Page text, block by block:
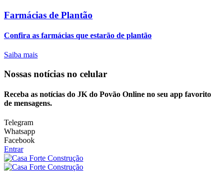
Farmácias de Plantão
Confira as farmácias que estarão de plantão
Saiba mais
Nossas notícias no celular
Receba as notícias do JK do Povão Online no seu app favorito
de mensagens.
Telegram
Whatsapp
Facebook
Entrar